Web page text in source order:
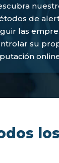
de
las
su